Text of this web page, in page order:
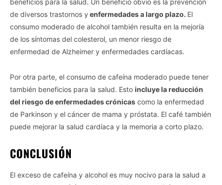
Opted In
I want to opt-out of processing my
Opted In
Personal Data that Is Unrelated with the
Purposes for which it was collected.
Opted Out
CONFIRM
beneficios para la salud. Un beneficio obvio es la prevención
de diversos trastornos y enfermedades a largo plazo. El
consumo moderado de alcohol también resulta en la mejoría
de los síntomas del colesterol, un menor riesgo de
enfermedad de Alzheimer y enfermedades cardíacas.
Por otra parte, el consumo de cafeína moderado puede tener
también beneficios para la salud. Esto incluye la reducción
del riesgo de enfermedades crónicas como la enfermedad
de Parkinson y el cáncer de mama y próstata. El café también
puede mejorar la salud cardíaca y la memoria a corto plazo.
CONCLUSIÓN
El exceso de cafeína y alcohol es muy nocivo para la salud a